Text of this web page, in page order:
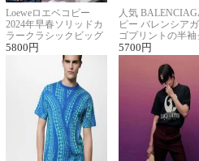
Loeweロエベコピー
2024年早春ソリッドカ
ラークラシックビッグ
ロゴ刺繍Tシャツ
5800 円
人気
ピー バレンシア
ゴプリントの半袖
ーネックTシャツ
5700 円